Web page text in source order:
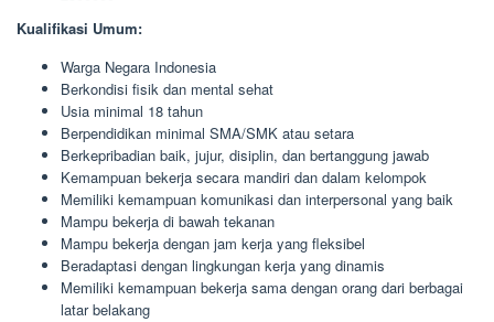
Kualifikasi Umum:
Warga Negara Indonesia
Berkondisi fisik dan mental sehat
Usia minimal 18 tahun
Berpendidikan minimal SMA/SMK atau setara
Berkepribadian baik, jujur, disiplin, dan bertanggung jawab
Kemampuan bekerja secara mandiri dan dalam kelompok
Memiliki kemampuan komunikasi dan interpersonal yang baik
Mampu bekerja di bawah tekanan
Mampu bekerja dengan jam kerja yang fleksibel
Beradaptasi dengan lingkungan kerja yang dinamis
Memiliki kemampuan bekerja sama dengan orang dari berbagai
latar belakang